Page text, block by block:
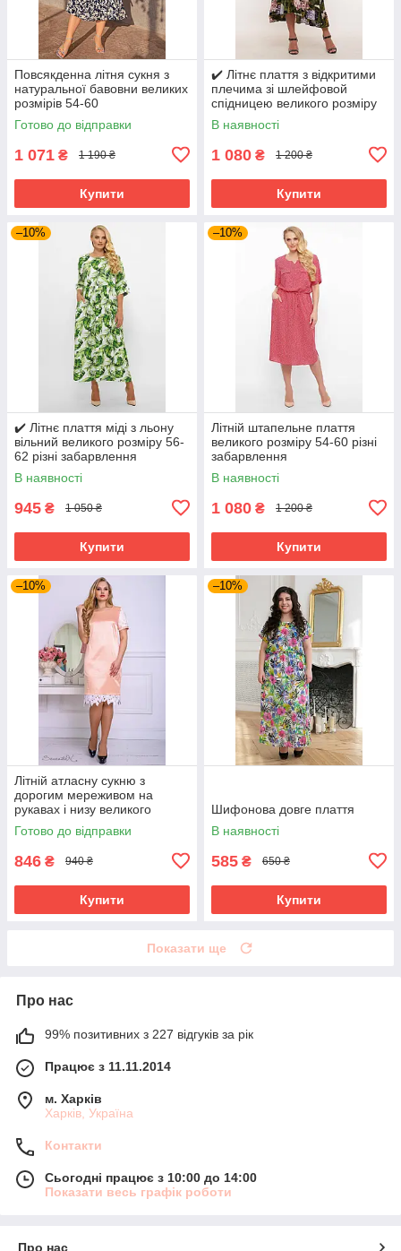
Повсякденна літня сукня з
натуральної бавовни великих
розмірів 54-60
Готово до відправки
1 071 ₴ 1 190 ₴
Купити
✔️ Літнє плаття з відкритими
плечима зі шлейфовой
спідницею великого розміру
54-60
В наявності
1 080 ₴ 1 200 ₴
Купити
–10%
✔️ Літнє плаття міді з льону
вільний великого розміру 56-
62 різні забарвлення
В наявності
945 ₴ 1 050 ₴
Купити
–10%
Літній штапельне плаття
великого розміру 54-60 різні
забарвлення
В наявності
1 080 ₴ 1 200 ₴
Купити
–10%
Літній атласну сукню з
дорогим мереживом на
рукавах і низу великого
розміру 50-56 розміру
Готово до відправки
846 ₴ 940 ₴
Купити
–10%
Шифонова довге плаття
В наявності
585 ₴ 650 ₴
Купити
Показати ще
Про нас
99% позитивних з 227 відгуків за рік
Працює з 11.11.2014
м. Харків
Харків, Україна
Контакти
Сьогодні працює з 10:00 до 14:00
Показати весь графік роботи
Про нас